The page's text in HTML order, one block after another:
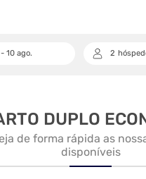
- 10 ago. 2
DUPLO
de forma rápida as
disponíveis